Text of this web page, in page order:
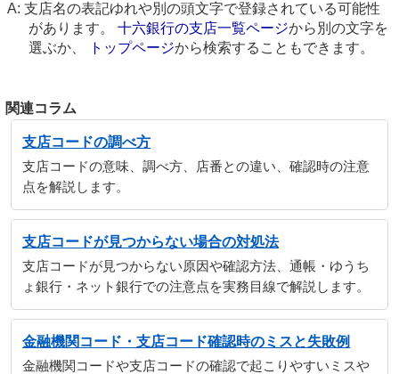
支店名の表記ゆれや別の頭文字で登録されている可能性
があります。 十六銀行の支店一覧ページから別の文字を
選ぶか、
トップページから検索することもできます。
関連コラム
支店コードの調べ方
支店コードの意味、調べ方、店番との違い、確認時の注意
点を解説します。
支店コードが見つからない場合の対処法
支店コードが見つからない原因や確認方法、通帳・ゆうち
ょ銀行・ネット銀行での注意点を実務目線で解説します。
金融機関コード・支店コード確認時のミスと失敗例
金融機関コードや支店コードの確認で起こりやすいミスや